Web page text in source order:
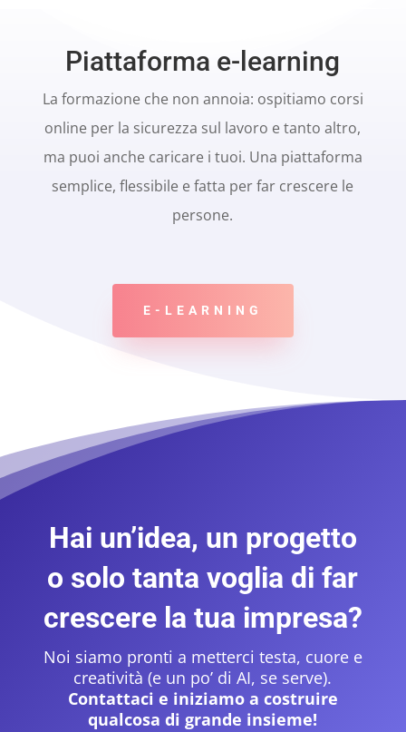
Piattaforma e-learning
La formazione che non annoia: ospitiamo corsi
online per la sicurezza sul lavoro e tanto altro,
ma puoi anche caricare i tuoi. Una piattaforma
semplice, flessibile e fatta per far crescere le
persone.
E-LEARNING
Hai un’idea, un progetto
o solo tanta voglia di far
crescere la tua impresa?
Noi siamo pronti a metterci testa, cuore e
creatività (e un po’ di AI, se serve).
Contattaci e iniziamo a costruire
qualcosa di grande insieme!